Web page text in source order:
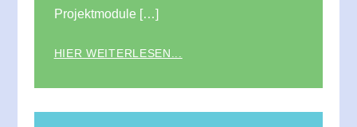
Projektmodule […]
HIER WEITERLESEN...